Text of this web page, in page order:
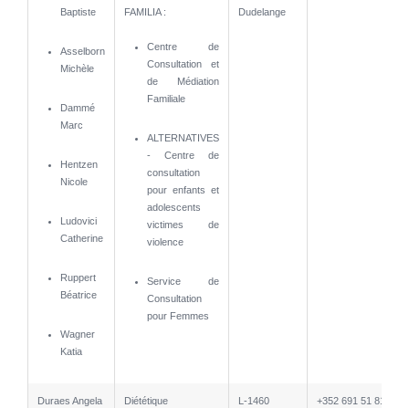
Baptiste
Asselborn
Michèle
Dammé
Marc
Hentzen
Nicole
Ludovici
Catherine
Ruppert
Béatrice
Wagner
Katia
FAMILIA :
Centre de
Consultation et
de Médiation
Familiale
ALTERNATIVES
- Centre de
consultation
pour enfants et
adolescents
victimes de
violence
Service de
Consultation
pour Femmes
Dudelange
Duraes Angela
Diététique
L-1460
+352 691 51 81 45